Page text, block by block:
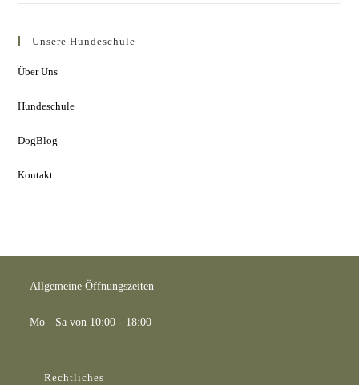
Unsere Hundeschule
Über Uns
Hundeschule
DogBlog
Kontakt
Allgemeine Öffnungszeiten
Mo - Sa von 10:00 - 18:00
Rechtliches